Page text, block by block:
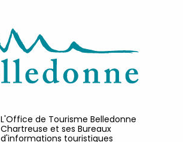
L'Office de Tourisme Belledonne
Chartreuse et ses Bureaux
d'informations touristiques